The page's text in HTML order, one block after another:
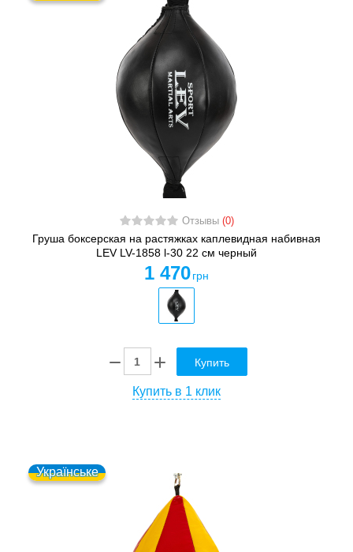
Отзывы (0)
Груша боксерская на растяжках каплевидная набивная
LEV LV-1858 l-30 22 см черный
1 470 грн
Купить
Купить в 1 клик
Українське